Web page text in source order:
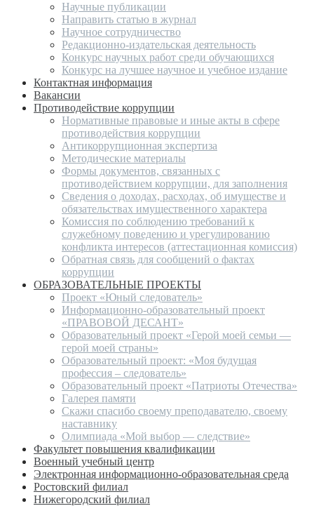
Научные публикации
Направить статью в журнал
Научное сотрудничество
Редакционно-издательская деятельность
Конкурс научных работ среди обучающихся
Конкурс на лучшее научное и учебное издание
Контактная информация
Вакансии
Противодействие коррупции
Нормативные правовые и иные акты в сфере
противодействия коррупции
Антикоррупционная экспертиза
Методические материалы
Формы документов, связанных с
противодействием коррупции, для заполнения
Сведения о доходах, расходах, об имуществе и
обязательствах имущественного характера
Комиссия по соблюдению требований к
служебному поведению и урегулированию
конфликта интересов (аттестационная комиссия)
Обратная связь для сообщений о фактах
коррупции
ОБРАЗОВАТЕЛЬНЫЕ ПРОЕКТЫ
Проект «Юный следователь»
Информационно-образовательный проект
«ПРАВОВОЙ ДЕСАНТ»
Образовательный проект «Герой моей семьи —
герой моей страны»
Образовательный проект: «Моя будущая
профессия – следователь»
Образовательный проект «Патриоты Отечества»
Галерея памяти
Скажи спасибо своему преподавателю, своему
наставнику
Олимпиада «Мой выбор — следствие»
Факультет повышения квалификации
Военный учебный центр
Электронная информационно-образовательная среда
Ростовский филиал
Нижегородский филиал